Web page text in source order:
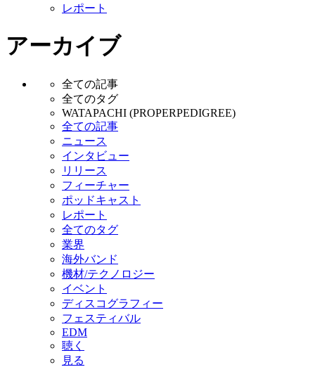
レポート
アーカイブ
全ての記事
全てのタグ
WATAPACHI (PROPERPEDIGREE)
全ての記事
ニュース
インタビュー
リリース
フィーチャー
ポッドキャスト
レポート
全てのタグ
業界
海外バンド
機材/テクノロジー
イベント
ディスコグラフィー
フェスティバル
EDM
聴く
見る